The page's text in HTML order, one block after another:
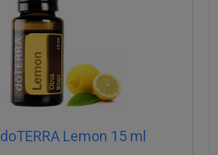
doTERRA Lemon 15 ml